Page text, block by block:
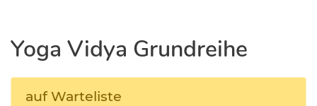
Yoga Vidya Grundreihe
auf Warteliste